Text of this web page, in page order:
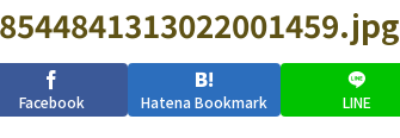
Facebook Hatena Bookmark LINE